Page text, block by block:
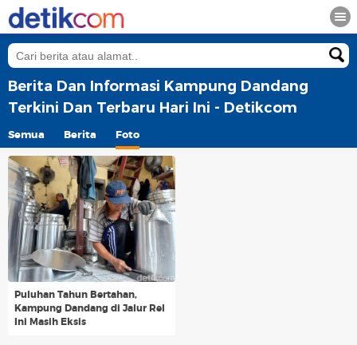
Berita Dan Informasi Kampung Dandang
Terkini Dan Terbaru Hari Ini - Detikcom
Semua Berita Foto
Puluhan Tahun Bertahan,
Kampung Dandang di Jalur Rel
Ini Masih Eksis